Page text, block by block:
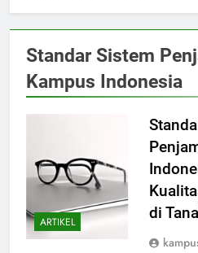
Standar Sistem
Kampus Indonesia
ARTIKEL
di